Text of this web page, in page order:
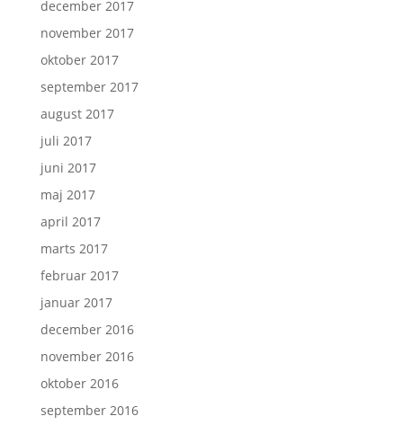
december 2017
november 2017
oktober 2017
september 2017
august 2017
juli 2017
juni 2017
maj 2017
april 2017
marts 2017
februar 2017
januar 2017
december 2016
november 2016
oktober 2016
september 2016